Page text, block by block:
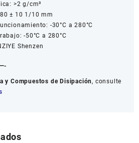
>2 g/cm³
± 10 1/10 mm
-30°C a 280°C
-50°C a 280°C
Shenzen
y Compuestos de Disipación, consulte